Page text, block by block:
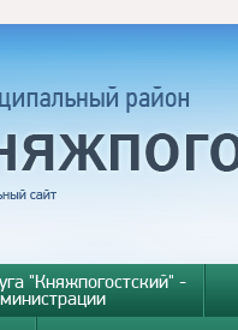
"Княжпогостский" -